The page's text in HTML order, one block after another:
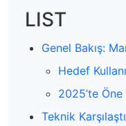
LIST
Genel Bakış:
Hedef
2025’te
Teknik